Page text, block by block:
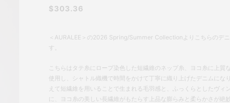
$303.36
＜AURALEE＞の2026 Spring/Summer Collectionよりこちらのデニ
す。
こちらはタテ糸にロープ染色した短繊維のネップ糸、ヨコ糸に上質
使用し、シャトル織機で時間をかけて丁寧に織り上げたデニムにな
えて短繊維を用いることで生まれる毛羽感と、ふっくらとしたヴィ
に、ヨコ糸の美しい長繊維がもたらす上品な膨らみと柔らかさが絶